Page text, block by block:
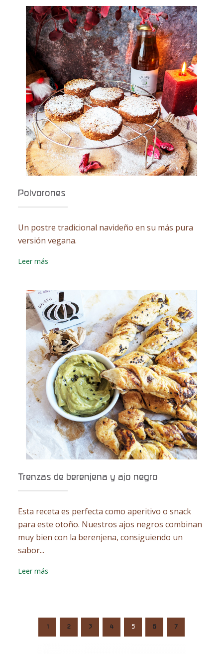
Polvorones
Un postre tradicional navideño en su más pura
versión vegana.
Leer más
Trenzas de berenjena y ajo negro
Esta receta es perfecta como aperitivo o snack
para este otoño. Nuestros ajos negros combinan
muy bien con la berenjena, consiguiendo un
sabor...
Leer más
1 2 3 4 5 6 7